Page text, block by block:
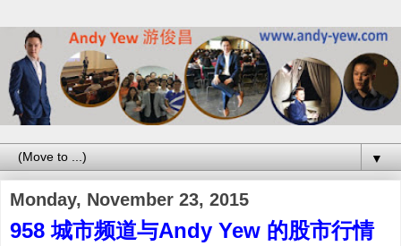
▼
Monday, November 23, 2015
958 城市频道与Andy Yew 的股市行情